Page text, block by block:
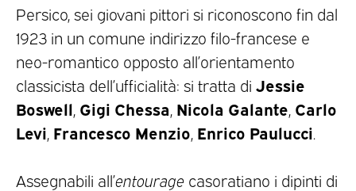
Persico, sei giovani pittori si riconoscono fin dal
1923 in un comune indirizzo filo-francese e
neo-romantico opposto all’orientamento
classicista dell’ufficialità: si tratta di Jessie
Boswell Gigi Chessa Nicola Galante Carlo
Levi Francesco Menzio Enrico Paulucci
Assegnabili all’entourage casoratiano i dipinti di